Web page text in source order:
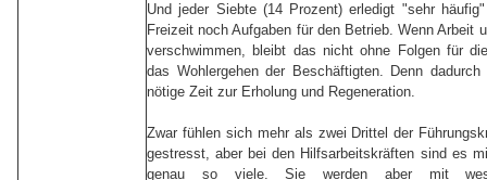
Und jeder Siebte (14 Prozent) erledigt "sehr
Freizeit noch Aufgaben für den Betrieb. Wenn Arbeit
verschwimmen, bleibt das nicht ohne Folgen für
das Wohlergehen der Beschäftigten. Denn
nötige Zeit zur Erholung und Regeneration.
Zwar fühlen sich mehr als zwei Drittel der
gestresst, aber bei den Hilfsarbeitskräften sind es
genau so viele. Sie werden aber mit